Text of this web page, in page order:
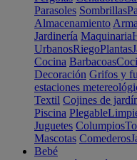
Parasoles Sombrillas
Almacenamiento
Jardinería Maquinaria
UrbanosRiegoPlantas
Cocina Barbacoas
Decoración Grifos y
estaciones
Textil Cojines de
Piscina Plegable
Juguetes Columpios
Mascotas Comederos
Bebé